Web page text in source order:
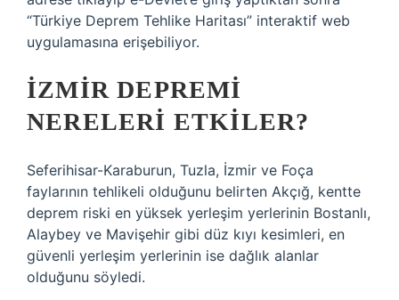
“Türkiye Deprem Tehlike Haritası” interaktif web
uygulamasına erişebiliyor.
İZMIR DEPREMI
NERELERI ETKILER?
Seferihisar-Karaburun, Tuzla, İzmir ve Foça
faylarının tehlikeli olduğunu belirten Akçığ, kentte
deprem riski en yüksek yerleşim yerlerinin Bostanlı,
Alaybey ve Mavişehir gibi düz kıyı kesimleri, en
güvenli yerleşim yerlerinin ise dağlık alanlar
olduğunu söyledi.